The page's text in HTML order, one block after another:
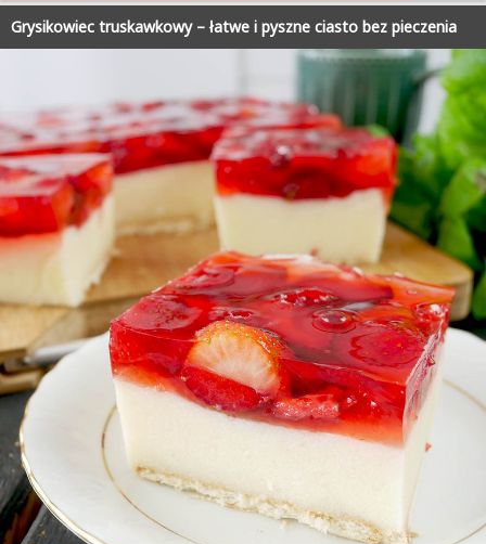
Grysikowiec truskawkowy – łatwe i pyszne ciasto bez pieczenia